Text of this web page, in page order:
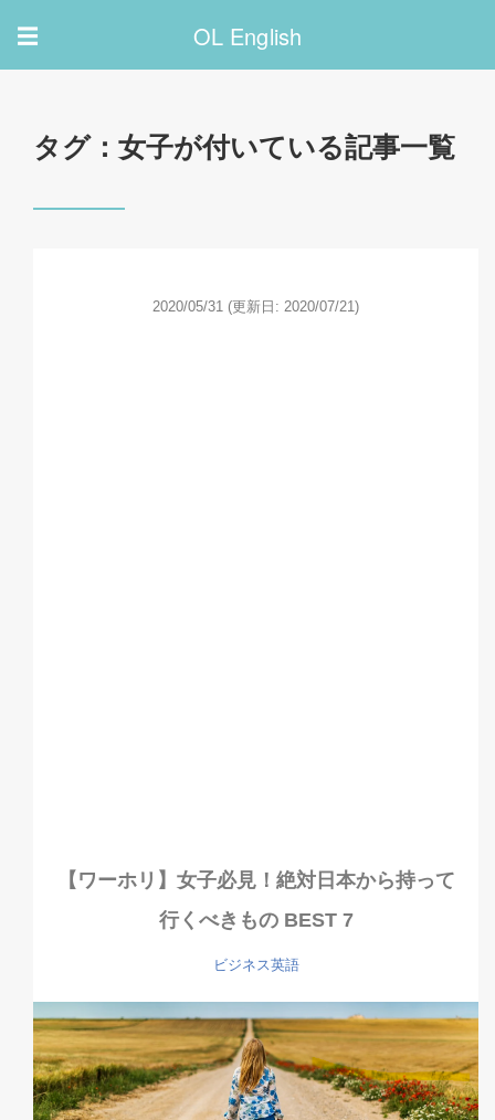
☰ OL English
タグ：女子が付いている記事一覧
2020/05/31 (更新日: 2020/07/21)
【ワーホリ】女子必見！絶対日本から持って
行くべきもの BEST 7
ビジネス英語